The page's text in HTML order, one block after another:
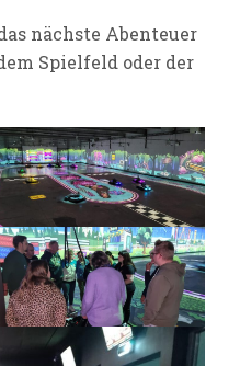
nächste Abenteuer
Spielfeld oder der